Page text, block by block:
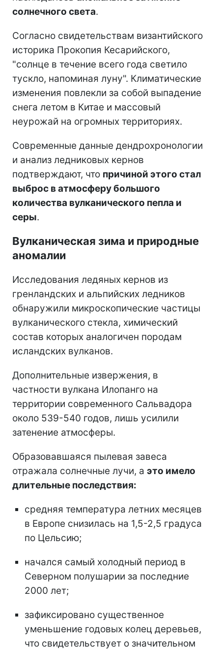
солнечного света.
Согласно свидетельствам византийского
историка Прокопия Кесарийского,
"солнце в течение всего года светило
тускло, напоминая луну". Климатические
изменения повлекли за собой выпадение
снега летом в Китае и массовый
неурожай на огромных территориях.
Современные данные дендрохронологии
и анализ ледниковых кернов
подтверждают, что причиной этого стал
выброс в атмосферу большого
количества вулканического пепла и
серы.
Вулканическая зима и природные
аномалии
Исследования ледяных кернов из
гренландских и альпийских ледников
обнаружили микроскопические частицы
вулканического стекла, химический
состав которых аналогичен породам
исландских вулканов.
Дополнительные извержения, в
частности вулкана Илопанго на
территории современного Сальвадора
около 539-540 годов, лишь усилили
затенение атмосферы.
Образовавшаяся пылевая завеса
отражала солнечные лучи, а это имело
длительные последствия:
средняя температура летних месяцев
в Европе снизилась на 1,5-2,5 градуса
по Цельсию;
начался самый холодный период в
Северном полушарии за последние
2000 лет;
зафиксировано существенное
уменьшение годовых колец деревьев,
что свидетельствует о значительном